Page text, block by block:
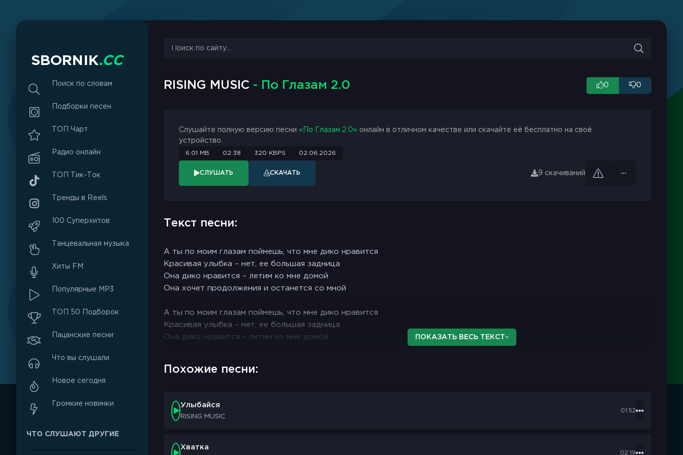
S BO R N K.CC
RISING MUSIC - По Глазам 2.0 0 0
Слушайте полную версию песни «По Глазам 2.0» онлайн в отличном качестве или скачайте её бесплатно на своё
устройство.
6.01 MB 02:38 320 KBPS 02.06.2026
СЛУШАТЬ СКАЧАТЬ 9 скачиваний
Текст песни:
А ты по моим глазам поймешь, что мне дико нравится
Красивая улыбка – нет, ее большая задница
Она дико нравится – летим ко мне домой
Она хочет продолжения и останется со мной
А ты по моим глазам поймешь, что мне дико нравится
Красивая улыбка – нет, ее большая задница
Она дико нравится – летим ко мне домой
Братик, делай, даже если это не твое
Забирай всегда свое, не забивай на суету
А твое тело, малыш, ураган
А я походу попал в твой капкан
ПОКАЗАТЬ ВЕСЬ ТЕКСТ
Похожие песни:
Улыбайся
RISING MUSIC
01:52
Хватка
02:19
Поиск по словам
Подборки песен
ТОП Чарт
Радио онлайн
ТОП Тик-Ток
Тренды в Reels
100 Суперхитов
Танцевальная музыка
Хиты FM
Популярные MP3
ТОП 50 Подборок
Пацанские песни
Что вы слушали
Новое сегодня
Громкие новинки
ЧТО СЛУШАЮТ ДРУГИЕ